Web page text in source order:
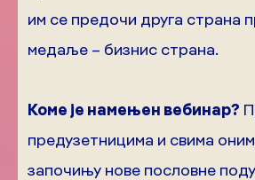
им се предочи друга страна
медаље – бизнис страна.
Коме је намењен вебинар?
предузетницима и свима
започињу нове пословне